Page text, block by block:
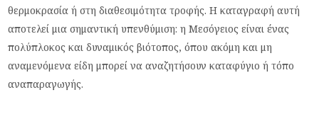
θερμοκρασία ή στη διαθεσιμότητα τροφής. Η καταγραφή αυτή
αποτελεί μια σημαντική υπενθύμιση: η Μεσόγειος είναι ένας
πολύπλοκος και δυναμικός βιότοπος, όπου ακόμη και μη
αναμενόμενα είδη μπορεί να αναζητήσουν καταφύγιο ή τόπο
αναπαραγωγής.